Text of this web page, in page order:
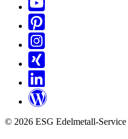
© 2026 ESG Edelmetall-